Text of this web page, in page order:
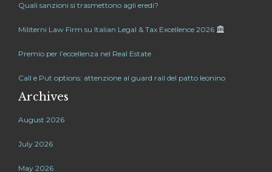
Quali sanzioni si trasmettono agli eredi?
Militerni Law Firm su Italian Legal & Tax Excellence 2026
Premio per l’eccellenza nel Real Estate
Call e Put options: attenzione al guard rail del patto leonino
Archives
August 2026
July 2026
May 2026